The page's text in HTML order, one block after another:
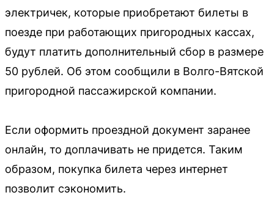
электричек, которые приобретают билеты в
поезде при работающих пригородных кассах,
будут платить дополнительный сбор в размере
50 рублей. Об этом сообщили в Волго-Вятской
пригородной пассажирской компании.
Если оформить проездной документ заранее
онлайн, то доплачивать не придется. Таким
образом, покупка билета через интернет
позволит сэкономить.